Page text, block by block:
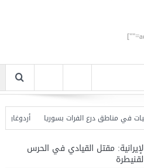
أردوغان
مقتل القيادي في الحرس